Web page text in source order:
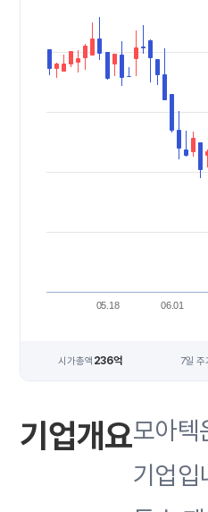
05.18 06.01
시가총액 236억 7일 주
기업개요모아텍
기업입